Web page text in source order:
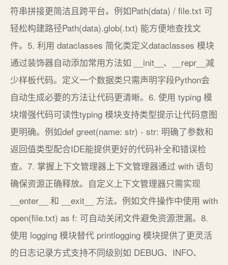
符串拼接更简洁且跨平台。例如Path(data) / file.txt 可
轻松构建路径Path(data).glob(.txt) 能方便地查找文
件。5. 利用 dataclasses 简化类定义dataclasses 模块
通过装饰器自动添加常用方法如 __init__、__repr__减
少样板代码。定义一个数据类只需声明字段Python会
自动生成必要的方法让代码更清晰。6. 使用 typing 模
块增强代码可读性typing 模块支持类型提示让代码意图
更明确。例如def greet(name: str) - str: 明确了参数和
返回值类型配合IDE能提供更好的代码补全和错误检
查。7. 掌握上下文管理器上下文管理器通过 with 语句
确保资源正确释放。自定义上下文管理器只需实现
__enter__ 和 __exit__ 方法。例如文件操作中使用 with
open(file.txt) as f: 可自动关闭文件避免资源泄漏。8.
使用 logging 模块替代 printlogging 模块提供了更灵活
的日志记录方式支持不同级别如 DEBUG、INFO、